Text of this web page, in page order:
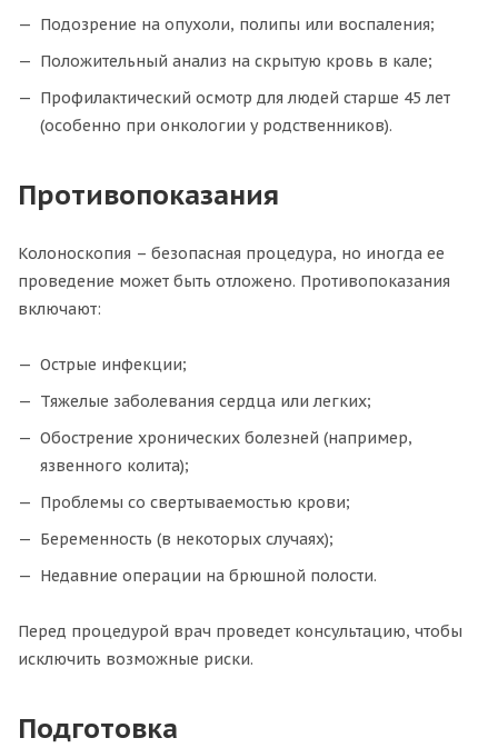
Подозрение на опухоли, полипы или воспаления;
Положительный анализ на скрытую кровь в кале;
Профилактический осмотр для людей старше 45 лет
(особенно при онкологии у родственников).
Противопоказания
Колоноскопия – безопасная процедура, но иногда ее
проведение может быть отложено. Противопоказания
включают:
Острые инфекции;
Тяжелые заболевания сердца или легких;
Обострение хронических болезней (например,
язвенного колита);
Проблемы со свертываемостью крови;
Беременность (в некоторых случаях);
Недавние операции на брюшной полости.
Перед процедурой врач проведет консультацию, чтобы
исключить возможные риски.
Подготовка